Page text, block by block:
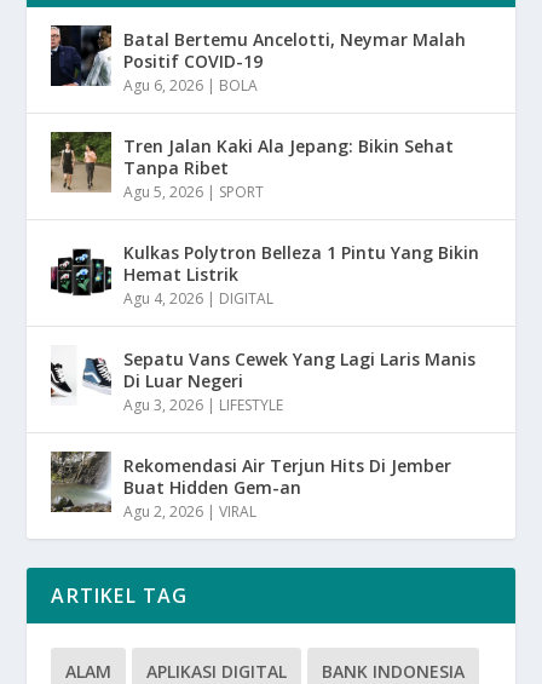
Batal Bertemu Ancelotti, Neymar Malah
Positif COVID-19
Agu 6, 2026 | BOLA
Tren Jalan Kaki Ala Jepang: Bikin Sehat
Tanpa Ribet
Agu 5, 2026 | SPORT
Kulkas Polytron Belleza 1 Pintu Yang Bikin
Hemat Listrik
Agu 4, 2026 | DIGITAL
Sepatu Vans Cewek Yang Lagi Laris Manis
Di Luar Negeri
Agu 3, 2026 | LIFESTYLE
Rekomendasi Air Terjun Hits Di Jember
Buat Hidden Gem-an
Agu 2, 2026 |VIRAL
ARTIKEL TAG
ALAM APLIKASI DIGITAL BANK INDONESIA